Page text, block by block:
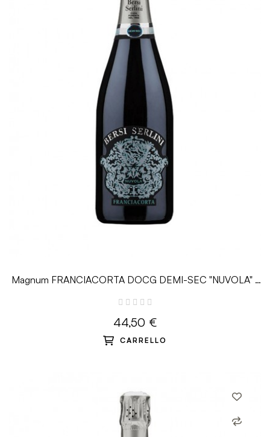
Magnum FRANCIACORTA DOCG DEMI-SEC "NUVOLA" -
44,50 €
CARRELLO